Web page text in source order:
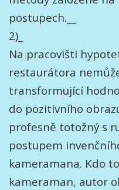
postupech.__
2)_
Na pracovišti
restaurátora
transformující
do pozitivního
profesně totožný s
postupem
kameramana. Kdo
kameraman, autor